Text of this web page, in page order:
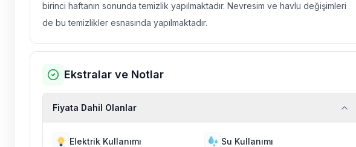
birinci haftanın sonunda temizlik yapılmaktadır. Nevresim ve havlu değişimleri
de bu temizlikler esnasında yapılmaktadır.
Ekstralar ve Notlar
Fiyata Dahil Olanlar
Elektrik Kullanımı Su Kullanımı